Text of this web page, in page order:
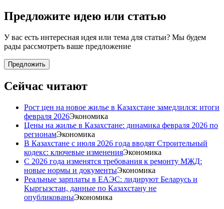
Предложите идею или статью
У вас есть интересная идея или тема для статьи? Мы будем
рады рассмотреть ваше предложение
Предложить
Сейчас читают
Рост цен на новое жилье в Казахстане замедлился: итоги
февраля 2026Экономика
Цены на жилье в Казахстане: динамика февраля 2026 по
регионамЭкономика
В Казахстане с июля 2026 года вводят Строительный
кодекс: ключевые измененияЭкономика
С 2026 года изменятся требования к ремонту МЖД:
новые нормы и документыЭкономика
Реальные зарплаты в ЕАЭС: лидируют Беларусь и
Кыргызстан, данные по Казахстану не
опубликованыЭкономика